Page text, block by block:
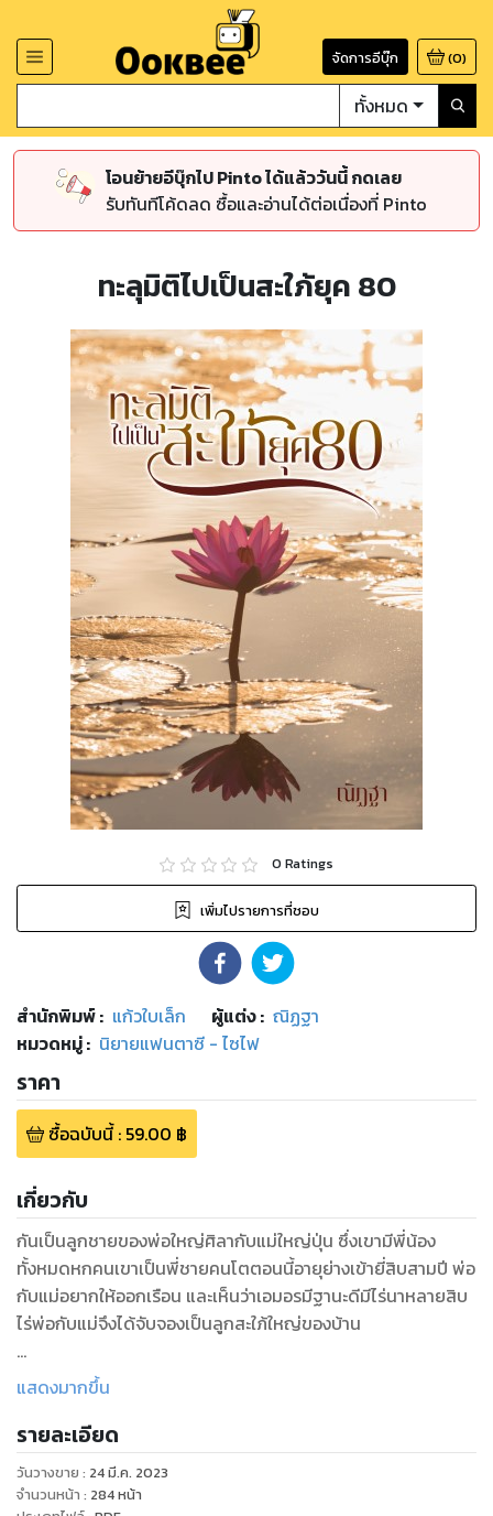
จัดการอีบุ๊ก (0)
ทั้งหมด
โอนย้ายอีบุ๊กไป Pinto ได้แล้ววันนี้ กดเลย
รับทันทีโค้ดลด ซื้อและอ่านได้ต่อเนื่องที่ Pinto
ทะลุมิติไปเป็นสะใภ้ยุค 80
0 Ratings
เพิ่มไปรายการที่ชอบ
สำนักพิมพ์: แก้วใบเล็ก ผู้แต่ง : ณิฏฐา
หมวดหมู่: นิยายแฟนตาซี - ไซไฟ
ราคา
ซื้อฉบับนี้: 59.00 ฿
เกี่ยวกับ
กันเป็นลูกชายของพ่อใหญ่ศิลากับแม่ใหญ่ปุ่น ซึ่งเขามีพี่น้อง
ทั้งหมดหกคนเขาเป็นพี่ชายคนโตตอนนี้อายุย่างเข้ายี่สิบสามปี พ่อ
กับแม่อยากให้ออกเรือน และเห็นว่าเอมอรมีฐานะดีมีไร่นาหลายสิบ
ไร่พ่อกับแม่จึงได้จับจองเป็นลูกสะใภ้ใหญ่ของบ้าน
“จั่งได๋ข่อยกะบ่อแต่ง” กันยืนกรานกับพ่อแม่ขณะที่แม่ของฝ่าย
“จั่งได๋มึงกะต้องแต่ง มึงไปอุ้มลูกสาวเพิ่นแล้ว ลูกเพิ่นเสียหาย”
ศิลาดุลูกเสียงแข็ง เขาไม่เคยยอมให้ใครมาต่อว่าถึงเรือนฟรีๆ อีก
แสดงมากขึ้น
รายละเอียด
วันวางขาย : 24 มี.ค. 2023
จำนวนหน้า : 284หน้า